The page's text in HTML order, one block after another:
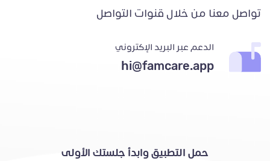
تواصل معنا من خلال قنوات التواصل
الدعم عبر البريد الإكتروني
hi@famcare.app
حمل التطبيق وابدأ جلستك الأولى